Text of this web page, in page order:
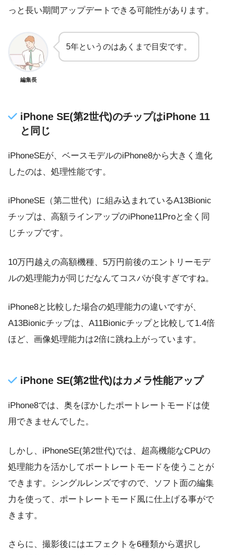
っと長い期間アップデートできる可能性があります。
編集長
5年というのはあくまで目安です。
iPhone SE(第2世代)のチップはiPhone 11
と同じ
iPhoneSEが、ベースモデルのiPhone8から大きく進化
したのは、処理性能です。
iPhoneSE（第二世代）に組み込まれているA13Bionic
チップは、高額ラインアップのiPhone11Proと全く同
じチップです。
10万円越えの高額機種、5万円前後のエントリーモデ
ルの処理能力が同じだなんてコスパが良すぎですね。
iPhone8と比較した場合の処理能力の違いですが、
A13Bionicチップは、A11Bionicチップと比較して1.4倍
ほど、画像処理能力は2倍に跳ね上がっています。
iPhone SE(第2世代)はカメラ性能アップ
iPhone8では、奥をぼかしたポートレートモードは使
用できませんでした。
しかし、iPhoneSE(第2世代)では、超高機能なCPUの
処理能力を活かしてポートレートモードを使うことが
できます。シングルレンズですので、ソフト面の編集
力を使って、ポートレートモード風に仕上げる事がで
きます。
さらに、撮影後にはエフェクトを6種類から選択し